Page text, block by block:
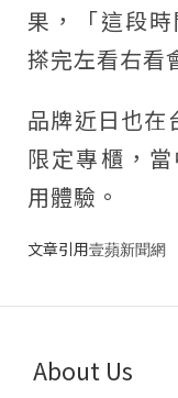
果，「這段
搽完左看右看
品牌近日也在
限定專櫃，
用體驗。
文章引用壹蘋新聞網
About Us